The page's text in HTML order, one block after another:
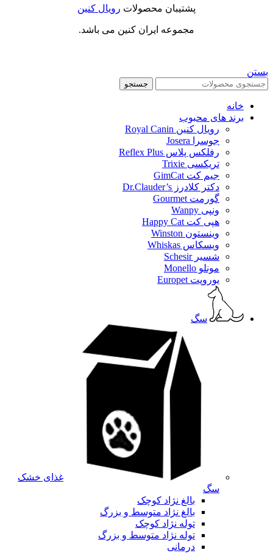
پشتیبان محصولات رویال کنین
مجموعه ایران کنین می باشد.
بستن
جستجو
خانه
برند های محبوب
رویال کنین Royal Canin
جوسرا Josera
رفلکس پلاس Reflex Plus
تریکسی Trixie
جیم کت GimCat
دکتر کلادرز Dr.Clauder’s
گورمت Gourmet
ونپی Wanpy
هپی کت Happy Cat
وینستون Winston
ویسکاس Whiskas
شسیر Schesir
مونلو Monello
یوروپت Europet
سگ
غذای خشک
سگ
بالغ نژاد کوچک
بالغ نژاد متوسط و بزرگ
توله نژاد کوچک
توله نژاد متوسط و بزرگ
درمانی